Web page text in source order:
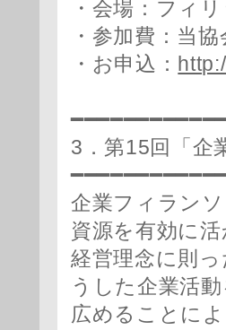
・会場：フィ
・参加費：当
・お申込：
3．第15回「企
企業フィラン
資源を有効に
経営理念に則
うした企業活
広めることに